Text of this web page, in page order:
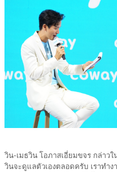
วิน-เมธวิน โอภาสเอี่ยมขจร กล่าวใ
วินจะดูแลตัวเองตลอดครับ เราทำง